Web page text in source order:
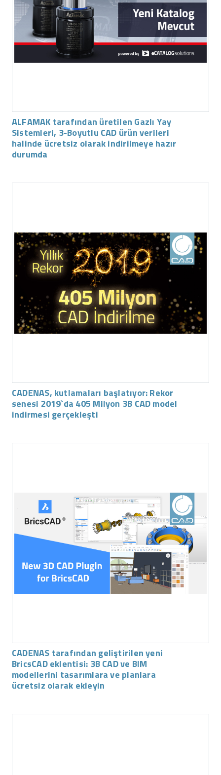
ALFAMAK tarafından üretilen Gazlı Yay
Sistemleri, 3-Boyutlu CAD ürün verileri
halinde ücretsiz olarak indirilmeye hazır
durumda
CADENAS, kutlamaları başlatıyor: Rekor
senesi 2019`da 405 Milyon 3B CAD model
indirmesi gerçekleşti
CADENAS tarafından geliştirilen yeni
BricsCAD eklentisi: 3B CAD ve BIM
modellerini tasarımlara ve planlara
ücretsiz olarak ekleyin